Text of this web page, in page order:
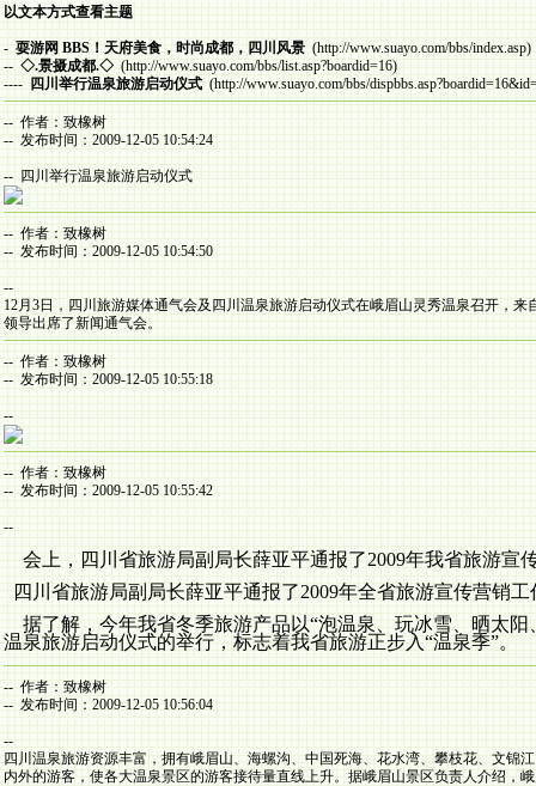
以文本方式查看主题
- 耍游网 BBS！天府美食，时尚成都，四川风景 (http://www.suayo.com/bbs/index.asp)
-- ◇.景摄成都.◇ (http://www.suayo.com/bbs/list.asp?boardid=16)
---- 四川举行温泉旅游启动仪式 (http://www.suayo.com/bbs/
-- 作者：致橡树
-- 发布时间：2009-12-05 10:54:24
-- 四川举行温泉旅游启动仪式
-- 作者：致橡树
-- 发布时间：2009-12-05 10:54:50
--
12月 3日，四川旅游媒体通气会及四川温泉旅游启动仪式在峨眉山灵秀温泉召开，
领导出席了新闻通气会。
-- 作者：致橡树
-- 发布时间：2009-12-05 10:55:18
--
-- 作者：致橡树
-- 发布时间：2009-12-05 10:55:42
--
会上，四川省旅游局副局长薛亚平通报了2009年我省旅游宣
四川省旅游局副局长薛亚平通报了2009年全省旅游宣传营销工
据了解，今年我省冬季旅游产品以“泡温泉、玩冰雪、晒太阳
温泉旅游启动仪式的举行，标志着我省旅游正步入“温泉季”。
-- 作者：致橡树
-- 发布时间：2009-12-05 10:56:04
--
四川温泉旅游资源丰富，拥有峨眉山、海螺沟、中国死海、花水湾、攀枝花、文锦
内外的游客，使各大温泉景区的游客接待量直线上升。据峨眉山景区负责人介绍，